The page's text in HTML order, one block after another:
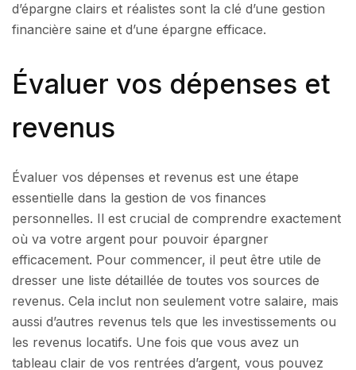
d’épargne clairs et réalistes sont la clé d’une gestion
financière saine et d’une épargne efficace.
Évaluer vos dépenses et
revenus
Évaluer vos dépenses et revenus est une étape
essentielle dans la gestion de vos finances
personnelles. Il est crucial de comprendre exactement
où va votre argent pour pouvoir épargner
efficacement. Pour commencer, il peut être utile de
dresser une liste détaillée de toutes vos sources de
revenus. Cela inclut non seulement votre salaire, mais
aussi d’autres revenus tels que les investissements ou
les revenus locatifs. Une fois que vous avez un
tableau clair de vos rentrées d’argent, vous pouvez